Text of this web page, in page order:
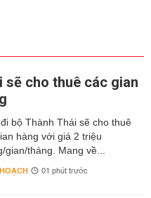
sẽ cho thuê các gian
bộ Thành Thái sẽ cho thuê
hàng với giá 2 triệu
gian/tháng. Mang về...
01 phút trước